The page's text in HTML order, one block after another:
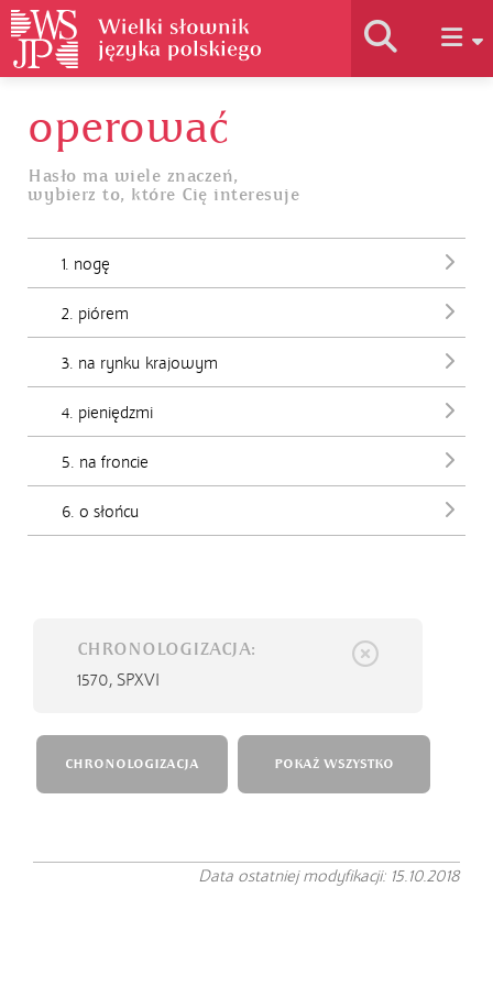
Historia słownika
Jak korzystać
operować
Hasło ma wiele znaczeń,
wybierz to, które Cię interesuje
1. nogę
2. piórem
3. na rynku krajowym
4. pieniędzmi
5. na froncie
6. o słońcu
CHRONOLOGIZACJA:
1570, SPXVI
CHRONOLOGIZACJA POKAŻ WSZYSTKO
Data ostatniej modyfikacji: 15.10.2018